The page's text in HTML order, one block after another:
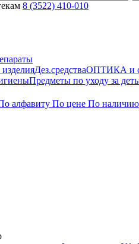
8 (3522) 410-010
Дез.средстваОПТИКА и
Предметы по уходу за
алфавиту По цене По наличию